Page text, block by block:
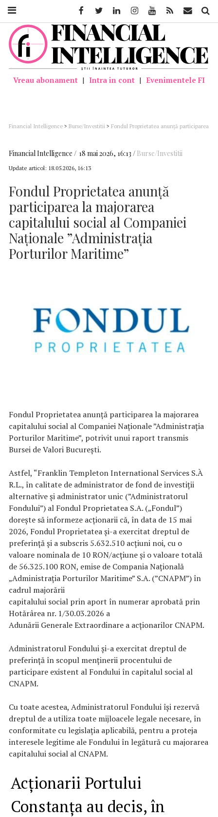
Vreau abonament | Intra in cont | Evenimentele FI
Financial Intelligence > Burse/Investitii > Fondul Proprietatea anunță participarea
Financial Intelligence 18 mai 2026, 16:13 Burse/Investitii
Update articol: 18.05.2026, 16:13
Fondul Proprietatea anunță
participarea la majorarea
capitalului social al Companiei
Naționale ”Administrația
Porturilor Maritime”
Fondul Proprietatea anunță participarea la majorarea
capitalului social al Companiei Naționale ”Administrația
Porturilor Maritime”, potrivit unui raport transmis
Bursei de Valori București.
Astfel, “Franklin Templeton International Services S.À
R.L., în calitate de administrator de fond de investiții
alternative și administrator unic (”Administratorul
Fondului”) al Fondul Proprietatea S.A. („Fondul”)
dorește să informeze acționarii că, în data de 15 mai
2026, Fondul Proprietatea și-a exercitat dreptul de
preferință și a subscris 5.632.510 acțiuni noi, cu o
valoare nominala de 10 RON/acțiune și o valoare totală
de 56.325.100 RON, emise de Compania Națională
„Administrația Porturilor Maritime” S.A. (”CNAPM”) în
cadrul majorării
capitalului social prin aport în numerar aprobată prin
Hotărârea nr. 1/30.03.2026 a
Adunării Generale Extraordinare a acționarilor CNAPM.
Administratorul Fondului și-a exercitat dreptul de
preferință în scopul menținerii procentului de
participare existent al Fondului în capitalul social al
CNAPM.
Cu toate acestea, Administratorul Fondului își rezervă
dreptul de a utiliza toate mijloacele legale necesare, în
conformitate cu legislația aplicabilă, pentru a proteja
interesele legitime ale Fondului în legătură cu majorarea
capitalului social al CNAPM.
Acționarii Portului
Constanța au decis, în
FacebookTwitter LinkedinInstagramYoutube Feed Mail